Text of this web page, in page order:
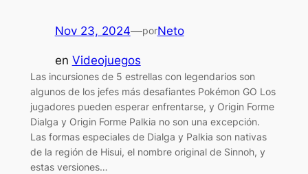
Nov 23, 2024—porNeto
en Videojuegos
Las incursiones de 5 estrellas con legendarios son
algunos de los jefes más desafiantes Pokémon GO Los
jugadores pueden esperar enfrentarse, y Origin Forme
Dialga y Origin Forme Palkia no son una excepción.
Las formas especiales de Dialga y Palkia son nativas
de la región de Hisui, el nombre original de Sinnoh, y
estas versiones…